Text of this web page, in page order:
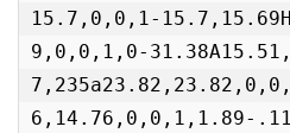
15.7,0,0,1-
9,0,0,1,0-
6,14.76,0,0,1,1.89-